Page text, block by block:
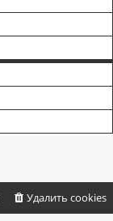
Удалить cookies